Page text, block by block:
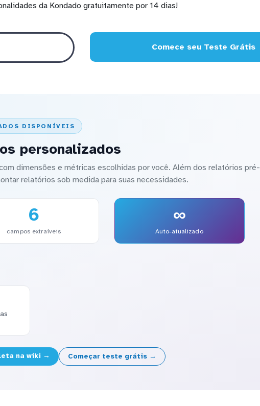
da Kondado gratuitamente por 14 dias!
Comece seu Teste Grátis
DISPONÍVEIS
personalizados
dimensões e métricas escolhidas por você. Além dos relatórios pré-
relatórios sob medida para suas necessidades.
6
campos extraíveis
∞
Auto-atualizado
na wiki → Começar teste grátis →